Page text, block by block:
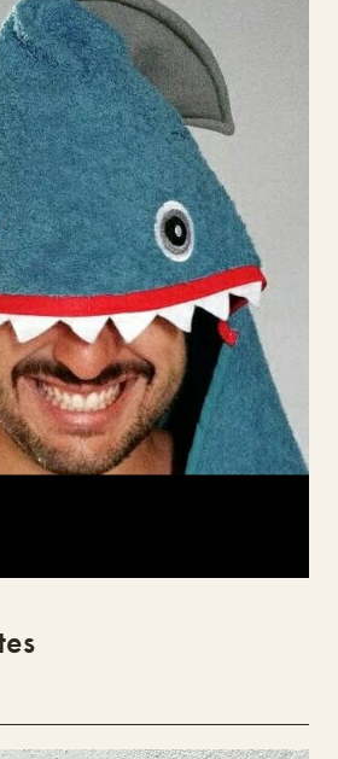
nascido em agosto de 1981, é
eterno aprendiz, apaixonado por
partilha de conhecimento. Em
Comunicação Social para criar
maciça, inspirando-se em
nórdico e wabi-sabi. Em
a “Série Descartes além da
explorando o reaproveitamento
ou recuperada no ecodesign,
artesanais e formas livres
a identidade do material e
buscam equilíbrio e harmonia.